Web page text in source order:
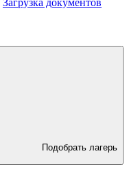
Загрузка документов
Подобрать лагерь